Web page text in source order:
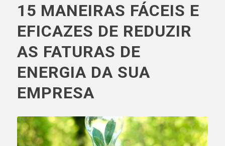
15 MANEIRAS FÁCEIS E
EFICAZES DE REDUZIR
AS FATURAS DE
ENERGIA DA SUA
EMPRESA